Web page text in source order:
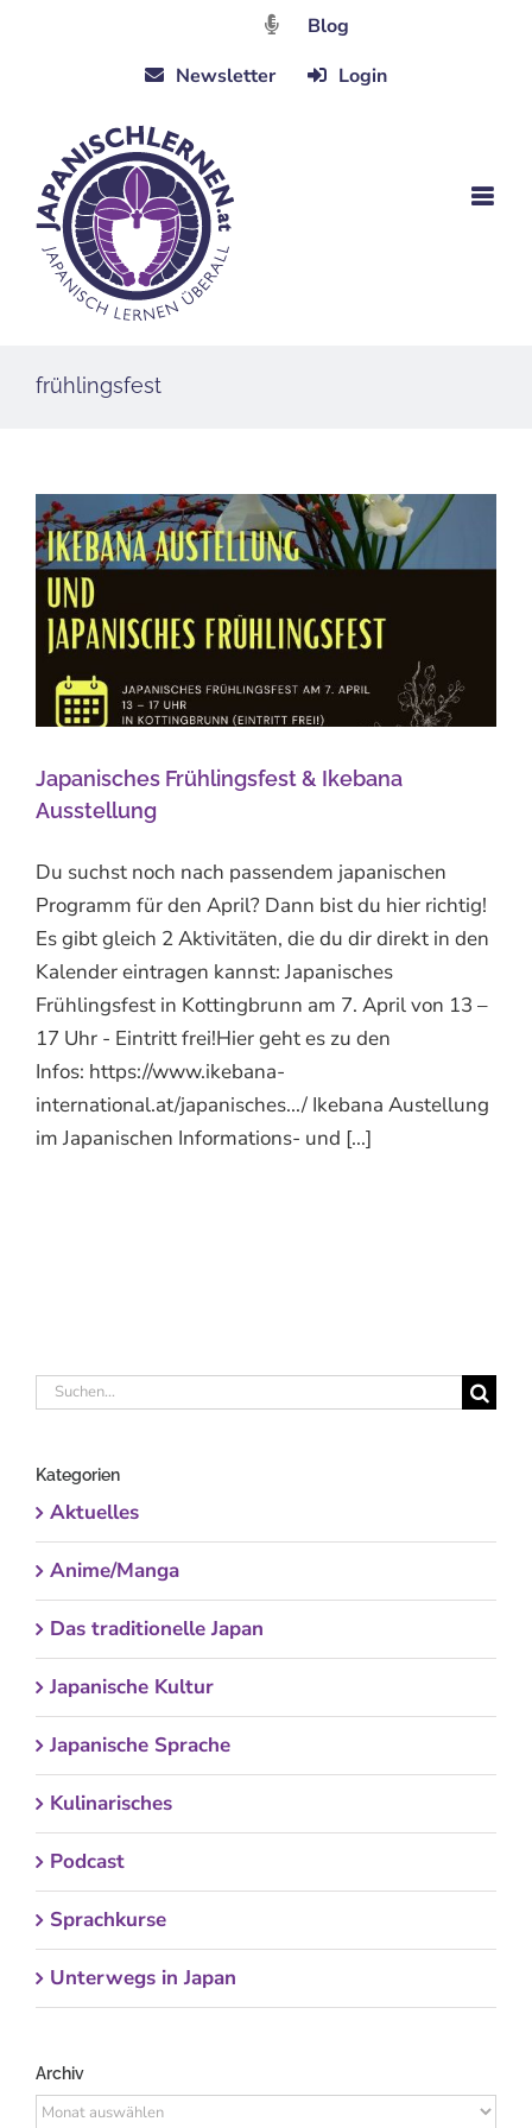
Blog
Newsletter
Login
frühlingsfest
Japanisches Frühlingsfest & Ikebana
Ausstellung
Du suchst noch nach passendem japanischen
Programm für den April? Dann bist du hier richtig!
Es gibt gleich 2 Aktivitäten, die du dir direkt in den
Kalender eintragen kannst: Japanisches
Frühlingsfest in Kottingbrunn am 7. April von 13 –
17 Uhr - Eintritt frei!Hier geht es zu den
Infos: https://www.ikebana-
international.at/japanisches.../ Ikebana Austellung
im Japanischen Informations- und [...]
Suche
Kategorien
Aktuelles
Anime/Manga
Das traditionelle Japan
Japanische Kultur
Japanische Sprache
Kulinarisches
Podcast
Sprachkurse
Unterwegs in Japan
Archiv
Archiv